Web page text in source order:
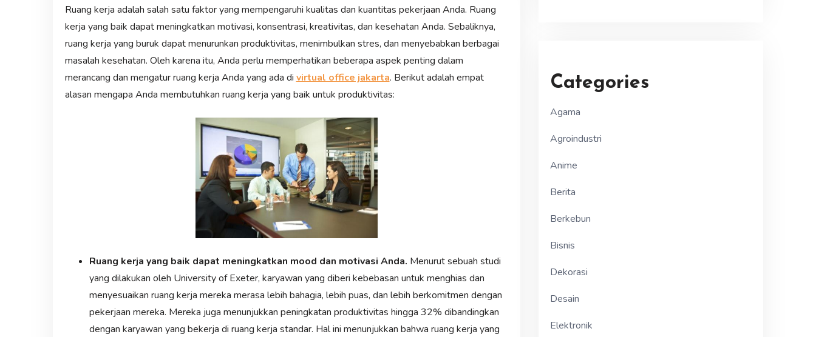
Ruang kerja adalah salah satu faktor yang mempengaruhi kualitas dan kuantitas pekerjaan Anda. Ruang
kerja yang baik dapat meningkatkan motivasi, konsentrasi, kreativitas, dan kesehatan Anda. Sebaliknya,
ruang kerja yang buruk dapat menurunkan produktivitas, menimbulkan stres, dan menyebabkan berbagai
masalah kesehatan. Oleh karena itu, Anda perlu memperhatikan beberapa aspek penting dalam
merancang dan mengatur ruang kerja Anda yang ada di virtual office jakarta. Berikut adalah empat
alasan mengapa Anda membutuhkan ruang kerja yang baik untuk produktivitas:
Ruang kerja yang baik dapat meningkatkan mood dan motivasi Anda. Menurut sebuah studi
yang dilakukan oleh University of Exeter, karyawan yang diberi kebebasan untuk menghias dan
menyesuaikan ruang kerja mereka merasa lebih bahagia, lebih puas, dan lebih berkomitmen dengan
pekerjaan mereka. Mereka juga menunjukkan peningkatan produktivitas hingga 32% dibandingkan
dengan karyawan yang bekerja di ruang kerja standar. Hal ini menunjukkan bahwa ruang kerja yang
Categories
Agama
Agroindustri
Anime
Berita
Berkebun
Bisnis
Dekorasi
Desain
Elektronik